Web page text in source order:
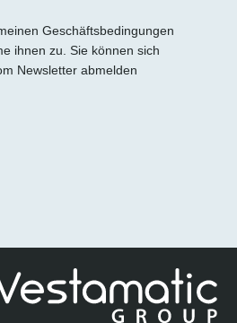
Geschäftsbedingungen
ihnen zu. Sie können sich
Newsletter abmelden